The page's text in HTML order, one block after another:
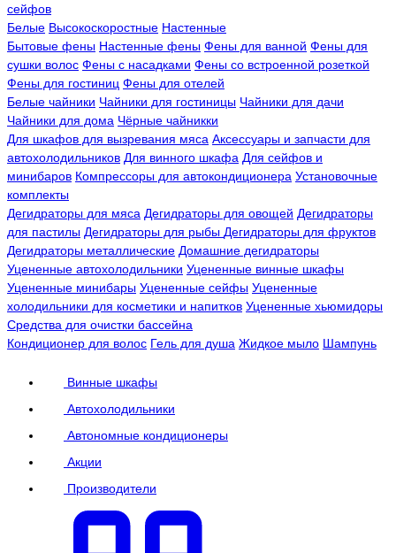
сейфов
Белые Высокоскоростные Настенные
Бытовые фены Настенные фены Фены для ванной Фены для
сушки волос Фены с насадками Фены со встроенной розеткой
Фены для гостиниц Фены для отелей
Белые чайники Чайники для гостиницы Чайники для дачи
Чайники для дома Чёрные чайникки
Для шкафов для вызревания мяса Аксессуары и запчасти для
автохолодильников Для винного шкафа Для сейфов и
минибаров Компрессоры для автокондиционера Установочные
комплекты
Дегидраторы для мяса Дегидраторы для овощей Дегидраторы
для пастилы Дегидраторы для рыбы Дегидраторы для фруктов
Дегидраторы металлические Домашние дегидраторы
Уцененные автохолодильники Уцененные винные шкафы
Уцененные минибары Уцененные сейфы Уцененные
холодильники для косметики и напитков Уцененные хьюмидоры
Средства для очистки бассейна
Кондиционер для волос Гель для душа Жидкое мыло Шампунь
Винные шкафы
Автохолодильники
Автономные кондиционеры
Акции
Производители